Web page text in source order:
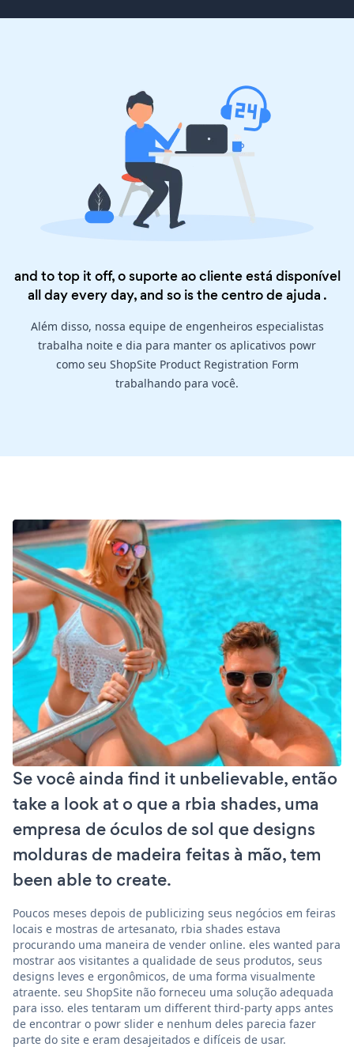
and to top it off, o suporte ao cliente está disponível
all day every day, and so is thecentro de ajuda .
Além disso, nossa equipe de engenheiros especialistas
trabalha noite e dia para manter os aplicativos powr
como seu ShopSite Product Registration Form
trabalhando para você.
Se você ainda find it unbelievable, então
take a look at o que a rbia shades, uma
empresa de óculos de sol que designs
molduras de madeira feitas à mão, tem
been able to create.
Poucos meses depois de publicizing seus negócios em feiras
locais e mostras de artesanato, rbia shades estava
procurando uma maneira de vender online. eles wanted para
mostrar aos visitantes a qualidade de seus produtos, seus
designs leves e ergonômicos, de uma forma visualmente
atraente. seu ShopSite não forneceu uma solução adequada
para isso. eles tentaram um different third-party apps antes
de encontrar o powr slider e nenhum deles parecia fazer
parte do site e eram desajeitados e difíceis de usar.